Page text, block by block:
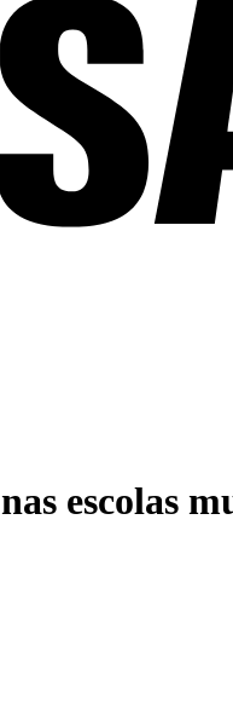
escolas